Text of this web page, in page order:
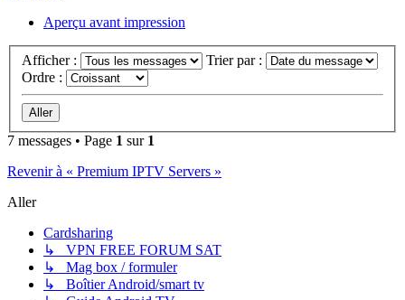
Aperçu avant impression
Afficher :
Trier par :
Ordre :
7 messages • Page 1 sur 1
Revenir à « Premium IPTV Servers »
Aller
Cardsharing
↳ VPN FREE FORUM SAT
↳ Mag box / formuler
↳ Boîtier Android/smart tv